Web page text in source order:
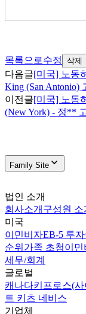
목록으로수정 삭제
다음글[미국] 노동
King (San Antonio)
이전글[미국] 노동
(New York) - 정**
Family Site
법인 소개
회사소개 구성원 소
미국
이민비자EB-5 투
순위 가족 초청이민
세무/회계
글로벌
캐나다키프로스(
트 키츠 네비스
기업체